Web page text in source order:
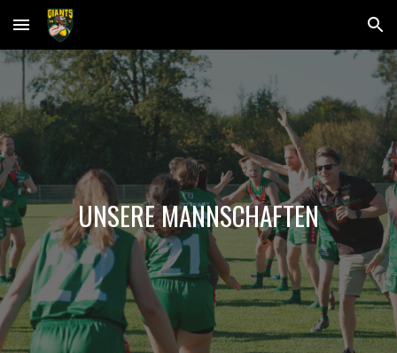
Skip to main content Skip to navigation
UNSERE MANNSCHAFTEN